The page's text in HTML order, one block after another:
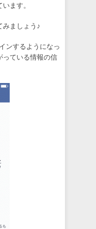
ます。
みましょう♪
ンするようになっ
っている情報の信